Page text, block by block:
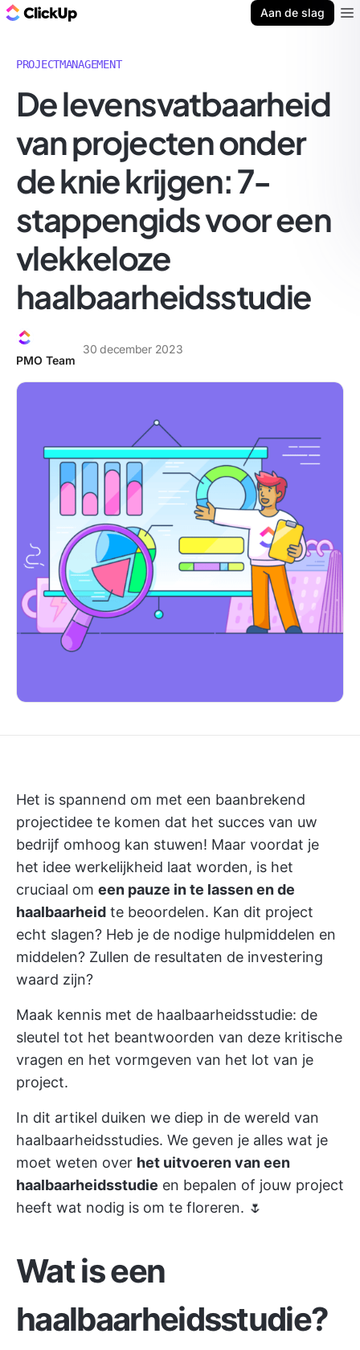
Aan de slag
PROJECTMANAGEMENT
De levensvatbaarheid
van projecten onder
de knie krijgen: 7-
stappengids voor een
vlekkeloze
haalbaarheidsstudie
PMO Team
30 december 2023
Het is spannend om met een baanbrekend
projectidee te komen dat het succes van uw
bedrijf omhoog kan stuwen! Maar voordat je
het idee werkelijkheid laat worden, is het
cruciaal om een pauze in te lassen en de
haalbaarheid te beoordelen. Kan dit project
echt slagen? Heb je de nodige hulpmiddelen en
middelen? Zullen de resultaten de investering
waard zijn?
Maak kennis met de haalbaarheidsstudie: de
sleutel tot het beantwoorden van deze kritische
vragen en het vormgeven van het lot van je
project.
In dit artikel duiken we diep in de wereld van
haalbaarheidsstudies. We geven je alles wat je
moet weten over het uitvoeren van een
haalbaarheidsstudie en bepalen of jouw project
heeft wat nodig is om te floreren. 🌷
Wat is een
haalbaarheidsstudie?